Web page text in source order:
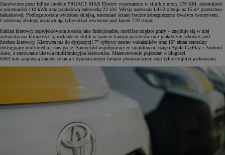
Zamówione przez InPost modele PROACE MAX Electric wyposażono w silnik o mocy 270 KM, akumulator
o pojemności 110 kWh oraz pokładową ładowarkę 22 kW. Wersja nadwozia L4H2 oferuje aż 15 m³ przestrzeni
ładunkowej. Podłoga została wyłożona sklejką, natomiast ściany boczne zabezpieczono trwałym tworzywem.
Codzienną obsługę usprawniają tylne drzwi otwierane pod kątem 270 stopni.
Kabina kierowcy zaprojektowana została jako funkcjonalne, mobilne miejsce pracy – znajduje się w niej
automatyczna klimatyzacja, rozkładany stolik w oparciu kanapy pasażerów oraz praktyczny schowek pod
fotelem kierowcy. Kierowca ma do dyspozycji 7" cyfrowy zestaw wskaźników oraz 10" ekran centralny
obsługujący multimedia i nawigację. Samochód współpracuje ze smartfonami dzięki Apple CarPlay i Android
Auto, a sterowanie ułatwia multifunkcyjna kierownica. Manewrowanie pojazdem o długości
6363 mm wspierają kamera cofania z dynamicznymi liniami pomocniczymi oraz tylne czujniki parkowania.